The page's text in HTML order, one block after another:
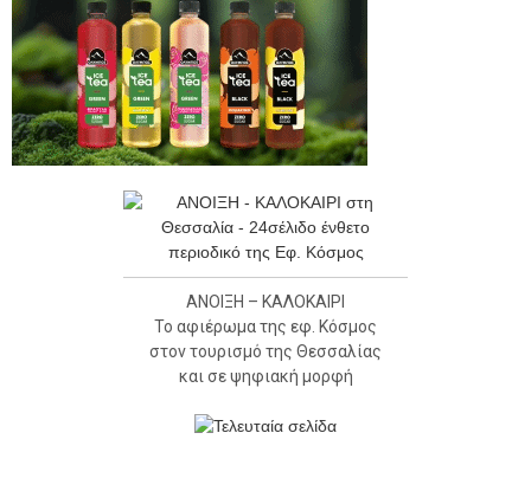
ΑΝΟΙΞΗ – ΚΑΛΟΚΑΙΡΙ
Το αφιέρωμα της εφ. Κόσμος
στον τουρισμό της Θεσσαλίας
και σε ψηφιακή μορφή